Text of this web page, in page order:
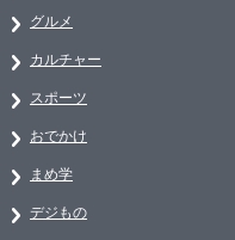
グルメ
カルチャー
スポーツ
おでかけ
まめ学
デジもの